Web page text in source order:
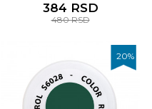
384 RSD
480RSD
20%